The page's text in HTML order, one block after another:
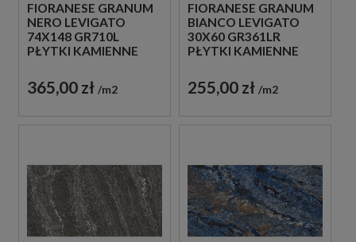
FIORANESE GRANUM
NERO LEVIGATO
74X148 GR710L
PŁYTKI KAMIENNE
365,00 zł m2
FIORANESE GRANUM
BIANCO LEVIGATO
30X60 GR361LR
PŁYTKI KAMIENNE
255,00 zł m2